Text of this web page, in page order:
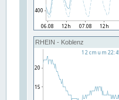
RHEIN - Koblenz